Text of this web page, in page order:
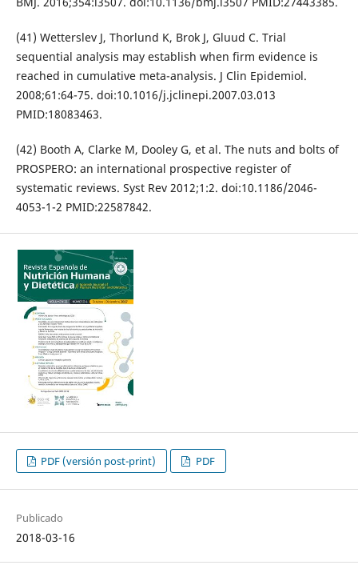
(41) Wetterslev J, Thorlund K, Brok J, Gluud C. Trial
sequential analysis may establish when firm evidence is
reached in cumulative meta-analysis. J Clin Epidemiol.
2008;61:64-75. doi:10.1016/j.jclinepi.2007.03.013
PMID:18083463.
(42) Booth A, Clarke M, Dooley G, et al. The nuts and bolts of
PROSPERO: an international prospective register of
systematic reviews. Syst Rev 2012;1:2. doi:10.1186/2046-
4053-1-2 PMID:22587842.
PDF (versión post-print) PDF
Publicado
2018-03-16